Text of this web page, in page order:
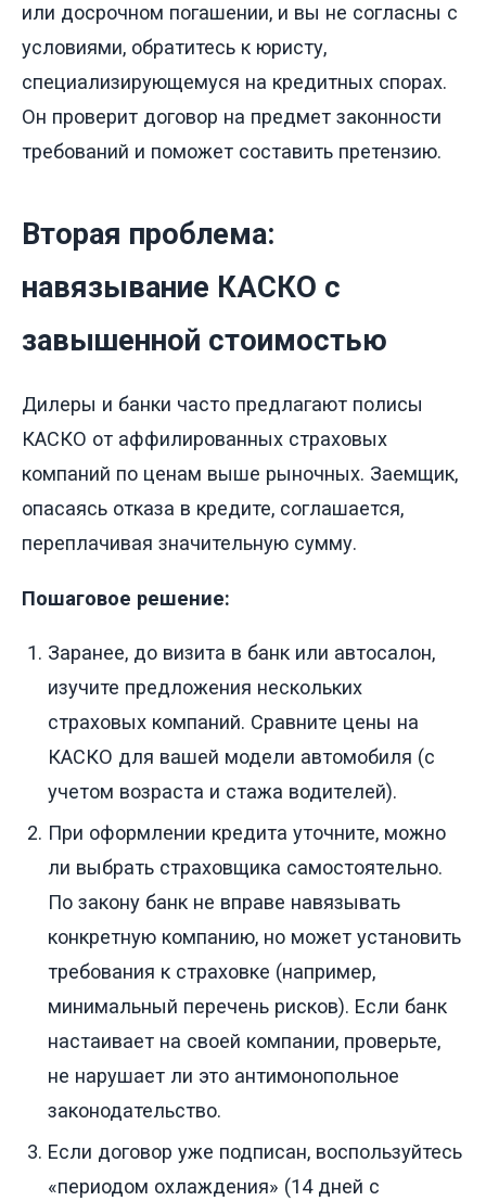
или досрочном погашении, и вы не согласны с
условиями, обратитесь к юристу,
специализирующемуся на кредитных спорах.
Он проверит договор на предмет законности
требований и поможет составить претензию.
Вторая проблема:
навязывание КАСКО с
завышенной стоимостью
Дилеры и банки часто предлагают полисы
КАСКО от аффилированных страховых
компаний по ценам выше рыночных. Заемщик,
опасаясь отказа в кредите, соглашается,
переплачивая значительную сумму.
Пошаговое решение:
Заранее, до визита в банк или автосалон,
изучите предложения нескольких
страховых компаний. Сравните цены на
КАСКО для вашей модели автомобиля (с
учетом возраста и стажа водителей).
При оформлении кредита уточните, можно
ли выбрать страховщика самостоятельно.
По закону банк не вправе навязывать
конкретную компанию, но может установить
требования к страховке (например,
минимальный перечень рисков). Если банк
настаивает на своей компании, проверьте,
не нарушает ли это антимонопольное
законодательство.
Если договор уже подписан, воспользуйтесь
«периодом охлаждения» (14 дней с